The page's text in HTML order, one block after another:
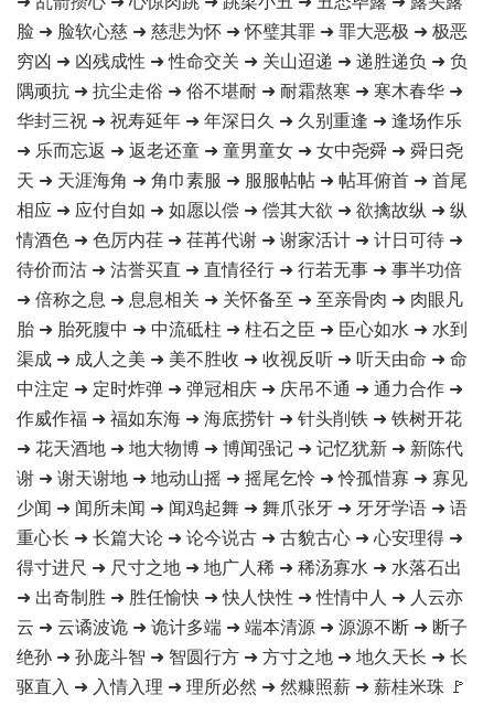
脸 ➜ 脸软心慈 ➜ 慈悲为怀 ➜ 怀璧其罪 ➜ 罪大恶极 ➜ 极恶
穷凶 ➜ 凶残成性 ➜ 性命交关 ➜ 关山迢递 ➜ 递胜递负 ➜ 负
隅顽抗 ➜ 抗尘走俗 ➜ 俗不堪耐 ➜ 耐霜熬寒 ➜ 寒木春华 ➜
华封三祝 ➜ 祝寿延年 ➜ 年深日久 ➜ 久别重逢 ➜ 逢场作乐
➜ 乐而忘返 ➜ 返老还童 ➜ 童男童女 ➜ 女中尧舜 ➜ 舜日尧
天 ➜ 天涯海角 ➜ 角巾素服 ➜ 服服帖帖 ➜ 帖耳俯首 ➜ 首尾
相应 ➜ 应付自如 ➜ 如愿以偿 ➜ 偿其大欲 ➜ 欲擒故纵 ➜ 纵
情酒色 ➜ 色厉内荏 ➜ 荏苒代谢 ➜ 谢家活计 ➜ 计日可待 ➜
待价而沽 ➜ 沽誉买直 ➜ 直情径行 ➜ 行若无事 ➜ 事半功倍
➜ 倍称之息 ➜ 息息相关 ➜ 关怀备至 ➜ 至亲骨肉 ➜ 肉眼凡
胎 ➜ 胎死腹中 ➜ 中流砥柱 ➜ 柱石之臣 ➜ 臣心如水 ➜ 水到
渠成 ➜ 成人之美 ➜ 美不胜收 ➜ 收视反听 ➜ 听天由命 ➜ 命
中注定 ➜ 定时炸弹 ➜ 弹冠相庆 ➜ 庆吊不通 ➜ 通力合作 ➜
作威作福 ➜ 福如东海 ➜ 海底捞针 ➜ 针头削铁 ➜ 铁树开花
➜ 花天酒地 ➜ 地大物博 ➜ 博闻强记 ➜ 记忆犹新 ➜ 新陈代
谢 ➜ 谢天谢地 ➜ 地动山摇 ➜ 摇尾乞怜 ➜ 怜孤惜寡 ➜ 寡见
少闻 ➜ 闻所未闻 ➜ 闻鸡起舞 ➜ 舞爪张牙 ➜ 牙牙学语 ➜ 语
重心长 ➜ 长篇大论 ➜ 论今说古 ➜ 古貌古心 ➜ 心安理得 ➜
得寸进尺 ➜ 尺寸之地 ➜ 地广人稀 ➜ 稀汤寡水 ➜ 水落石出
➜ 出奇制胜 ➜ 胜任愉快 ➜ 快人快性 ➜ 性情中人 ➜ 人云亦
云 ➜ 云谲波诡 ➜ 诡计多端 ➜ 端本清源 ➜ 源源不断 ➜ 断子
绝孙 ➜ 孙庞斗智 ➜ 智圆行方 ➜ 方寸之地 ➜ 地久天长 ➜ 长
驱直入 ➜ 入情入理 ➜ 理所必然 ➜ 然糠照薪 ➜ 薪桂米珠 🚩